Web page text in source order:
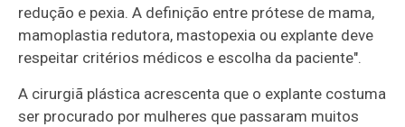
redução e pexia. A definição entre prótese de mama,
mamoplastia redutora, mastopexia ou explante deve
respeitar critérios médicos e escolha da paciente".
A cirurgiã plástica acrescenta que o explante costuma
ser procurado por mulheres que passaram muitos